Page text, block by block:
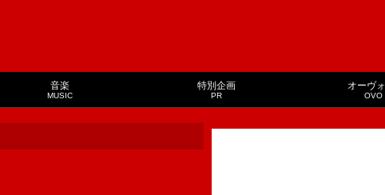
音楽
MUSIC
特別企画
PR
オーヴォ
OVO